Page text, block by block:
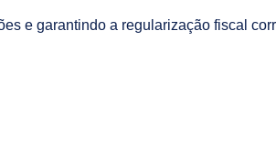
e garantindo a regularização fiscal